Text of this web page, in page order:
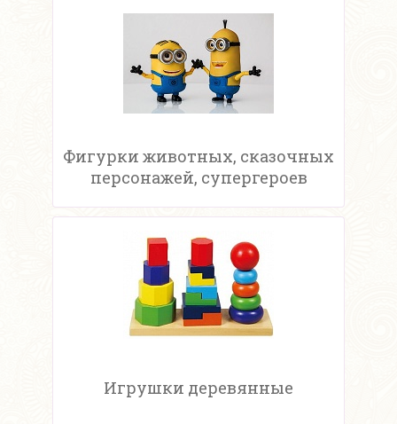
Фигурки животных, сказочных
персонажей, супергероев
Игрушки деревянные